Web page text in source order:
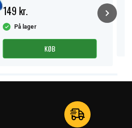
149 kr.
På lager
KØB